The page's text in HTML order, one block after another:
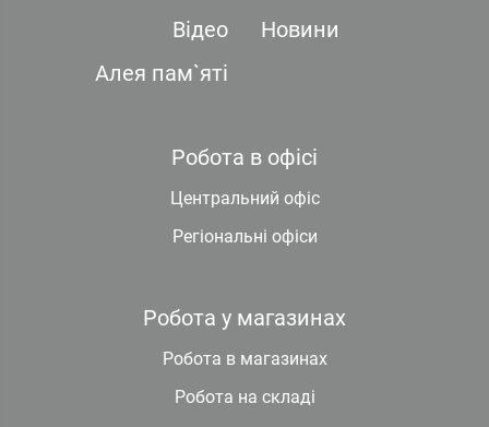
Відео
Новини
Алея пам`яті
Робота в офісі
Центральний офіс
Регіональні офіси
Робота у магазинах
Робота в магазинах
Робота на складі